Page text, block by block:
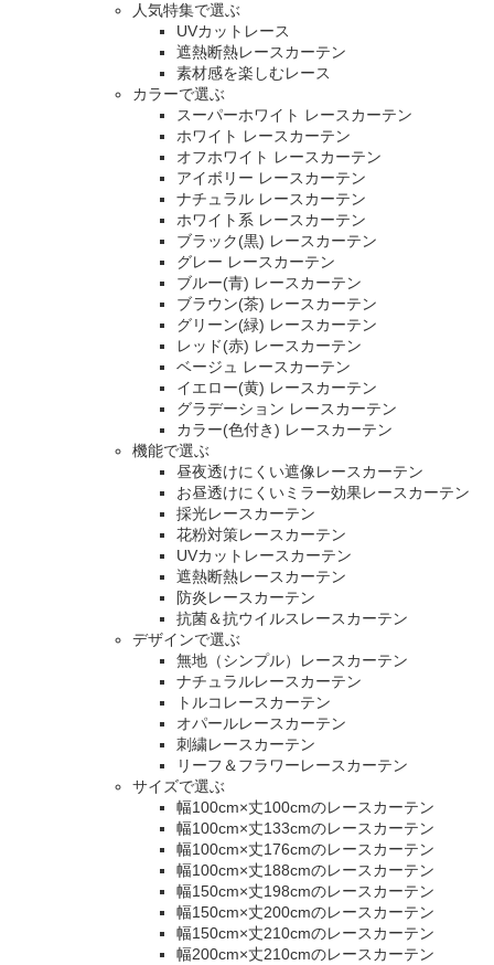
人気特集で選ぶ
UVカットレース
遮熱断熱レースカーテン
素材感を楽しむレース
カラーで選ぶ
スーパーホワイト レースカーテン
ホワイト レースカーテン
オフホワイト レースカーテン
アイボリー レースカーテン
ナチュラル レースカーテン
ホワイト系 レースカーテン
ブラック(黒) レースカーテン
グレー レースカーテン
ブルー(青) レースカーテン
ブラウン(茶) レースカーテン
グリーン(緑) レースカーテン
レッド(赤) レースカーテン
ベージュ レースカーテン
イエロー(黄) レースカーテン
グラデーション レースカーテン
カラー(色付き) レースカーテン
機能で選ぶ
昼夜透けにくい遮像レースカーテン
お昼透けにくいミラー効果レースカーテン
採光レースカーテン
花粉対策レースカーテン
UVカットレースカーテン
遮熱断熱レースカーテン
防炎レースカーテン
抗菌＆抗ウイルスレースカーテン
デザインで選ぶ
無地（シンプル）レースカーテン
ナチュラルレースカーテン
トルコレースカーテン
オパールレースカーテン
刺繍レースカーテン
リーフ＆フラワーレースカーテン
サイズで選ぶ
幅100cm×丈100cmのレースカーテン
幅100cm×丈133cmのレースカーテン
幅100cm×丈176cmのレースカーテン
幅100cm×丈188cmのレースカーテン
幅150cm×丈198cmのレースカーテン
幅150cm×丈200cmのレースカーテン
幅150cm×丈210cmのレースカーテン
幅200cm×丈210cmのレースカーテン